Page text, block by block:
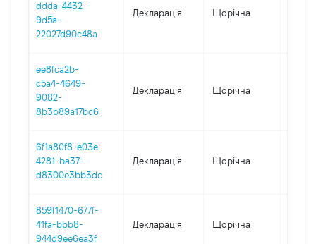
ddda-4432-
9d5a-
22027d90c48a
Декларація Щорічна
ee8fca2b-
c5a4-4649-
9082-
8b3b89a17bc6
Декларація Щорічна
6f1a80f8-e03e-
4281-ba37-
d8300e3bb3dc
Декларація Щорічна
859f1470-677f-
41fa-bbb8-
944d9ee6ea3f
Декларація Щорічна